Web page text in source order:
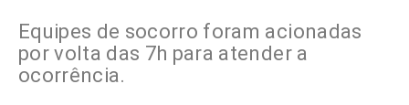
Equipes de socorro foram acionadas
por volta das 7h para atender a
ocorrência.